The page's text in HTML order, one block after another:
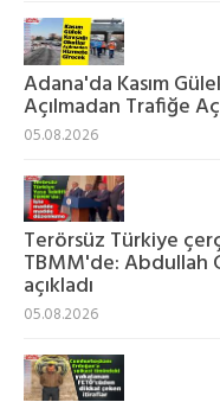
Adana'da Kasım
Açılmadan Trafiğe
05.08.2026
Terörsüz Türkiye
TBMM'de: Abdullah
açıkladı
05.08.2026